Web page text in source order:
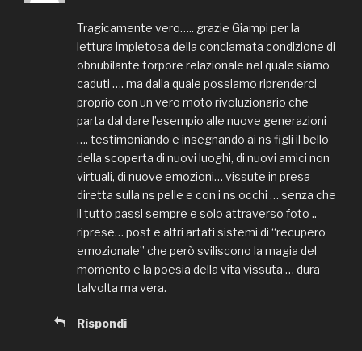
Tragicamente vero….. grazie Giampi per la
lettura impietosa della conclamata condizione di
obnubilante torpore relazionale nel quale siamo
caduti …. ma dalla quale possiamo riprenderci
proprio con un vero moto rivoluzionario che
parta dal dare l’esempio alle nuove generazioni
…. testimoniando e insegnando ai ns figli il bello
della scoperta di nuovi luoghi, di nuovi amici non
virtuali, di nuove emozioni… vissute in presa
diretta sulla ns pelle e con i ns occhi … senza che
il tutto passi sempre e solo attraverso foto ..
riprese… post e altri artati sistemi di “recupero
emozionale” che però sviliscono la magia del
momento e la poesia della vita vissuta … dura
talvolta ma vera.
Rispondi